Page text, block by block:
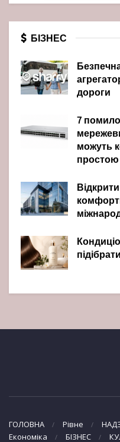
БІЗНЕС
дороги
7
можуть
простою
ГОЛОВНА Рівне
Економіка
БІЗНЕС